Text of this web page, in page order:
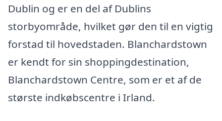
Dublin og er en del af Dublins
storbyområde, hvilket gør den til en vigtig
forstad til hovedstaden. Blanchardstown
er kendt for sin shoppingdestination,
Blanchardstown Centre, som er et af de
største indkøbscentre i Irland.